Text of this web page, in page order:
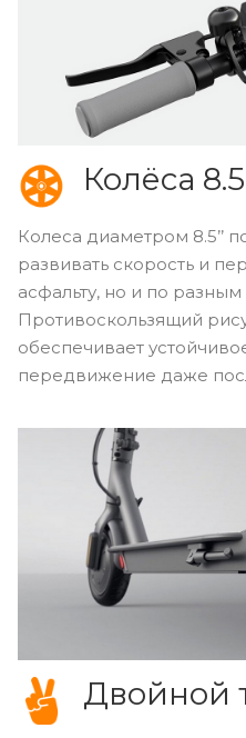
Колёса
Колеса диаметром 8.5’’
развивать скорость и
асфальту, но и по
Противоскользящий
обеспечивает
передвижение даже
Двойной